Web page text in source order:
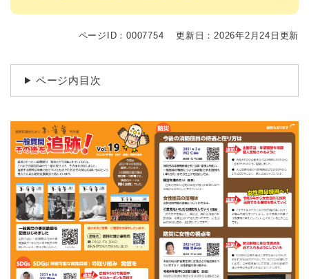
ページID：0007754 更新日：2026年2月24日更新
ページ内目次